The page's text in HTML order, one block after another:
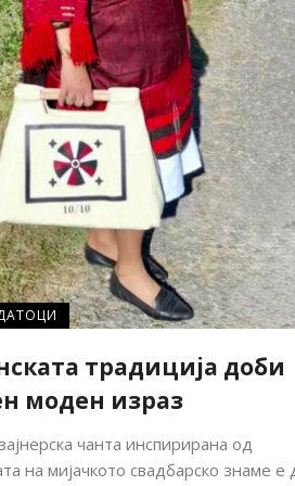
традиција доби
моден израз
чанта инспирирана од
на мијачкото свадбарско знаме е